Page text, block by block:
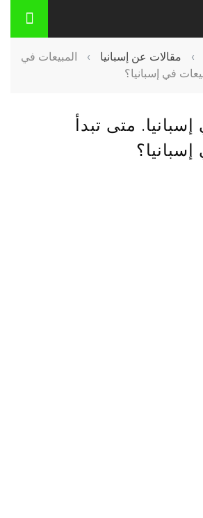
› مقالات عن إسبانيا ›
المبيعات في
في إسبانيا؟
متى تبدأ